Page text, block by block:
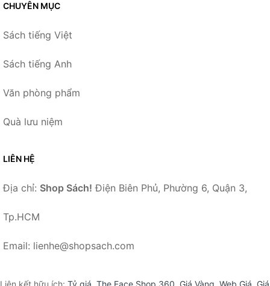
CHUYÊN MỤC
Sách tiếng Việt
Sách tiếng Anh
Văn phòng phẩm
Quà lưu niệm
LIÊN HỆ
Địa chỉ: Shop Sách! Điện Biên Phủ, Phường 6, Quận 3,
Tp.HCM
Email: lienhe@shopsach.com
Liên kết hữu ích: Tỷ giá The Face Shop 360 Giá Vàng Web Giá Giá